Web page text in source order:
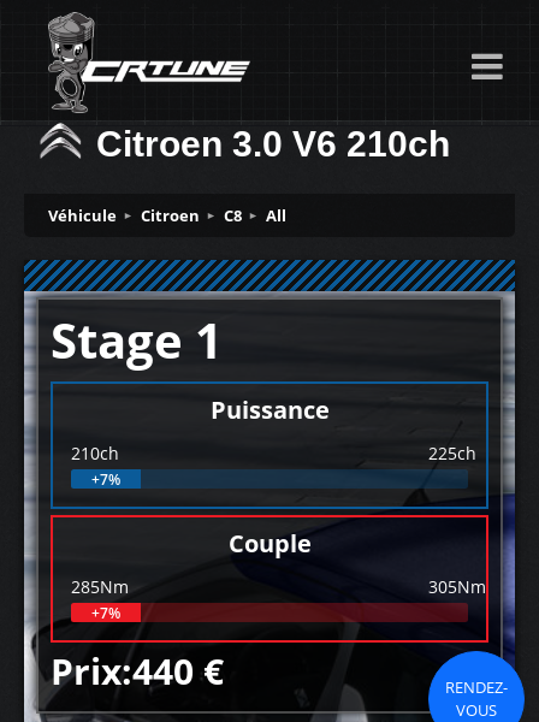
Citroen 3.0 V6 210ch
Véhicule Citroen C8 All
Stage 1
Puissance
210ch 225ch
+7%
Couple
285Nm 305Nm
+7%
Prix:440 €
RENDEZ-
VOUS